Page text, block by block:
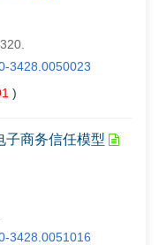
3428.0050023
)
子商务信任模型
3428.0051016